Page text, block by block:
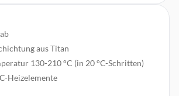
aus Titan
130-210 °C (in 20 °C-Schritten)
Heizelemente